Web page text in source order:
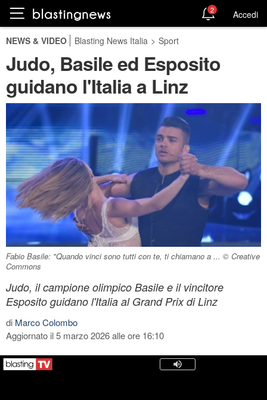
2 Accedi
NEWS & VIDEO Blasting News Italia > Sport
Judo, Basile ed Esposito
guidano l'Italia a Linz
Fabio Basile: "Quando vinci sono tutti con te, ti chiamano a ... © Creative
Commons
Judo, il campione olimpico Basile e il vincitore
Esposito guidano l'Italia al Grand Prix di Linz
di Marco Colombo
Aggiornato il 5 marzo 2026 alle ore 16:10